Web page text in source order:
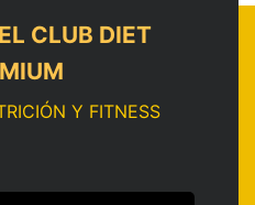
CLUB DIET
Y FITNESS